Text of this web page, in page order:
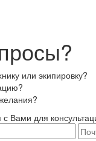
или экипировку?
Вами для